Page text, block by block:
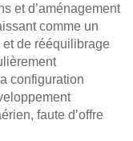
et d’aménagement
comme un
de rééquilibrage
configuration
faute d’offre